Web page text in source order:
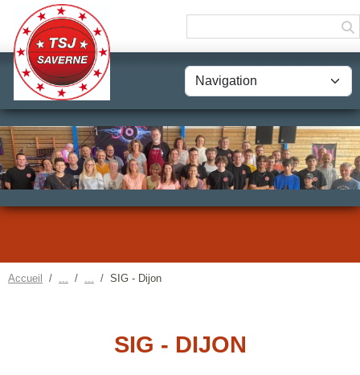
Accueil SIG - Dijon
SIG - DIJON
Panneau de gestion des cookies